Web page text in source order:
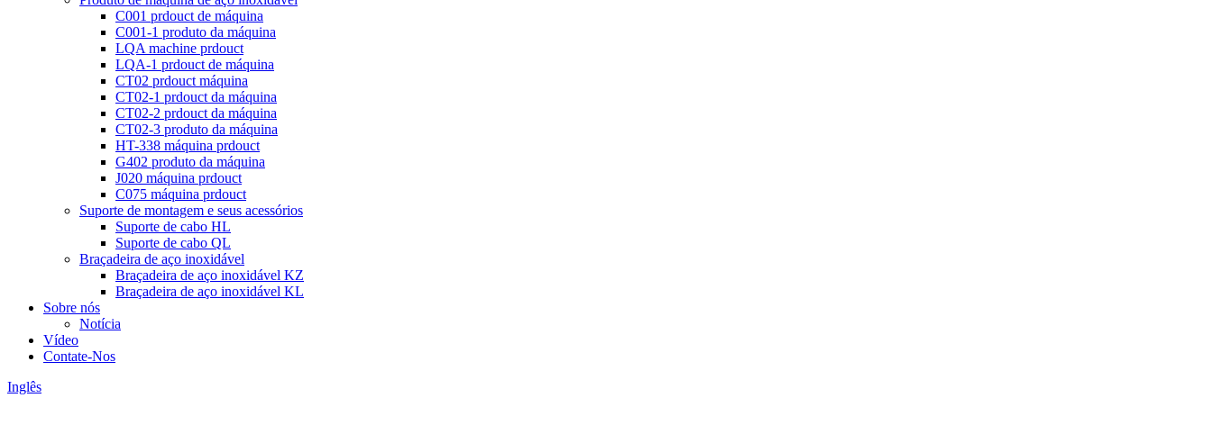
C001 prdouct de máquina
C001-1 produto da máquina
LQA machine prdouct
LQA-1 prdouct de máquina
CT02 prdouct máquina
CT02-1 prdouct da máquina
CT02-2 prdouct da máquina
CT02-3 produto da máquina
HT-338 máquina prdouct
G402 produto da máquina
J020 máquina prdouct
C075 máquina prdouct
Suporte de montagem e seus acessórios
Suporte de cabo HL
Suporte de cabo QL
Braçadeira de aço inoxidável
Braçadeira de aço inoxidável KZ
Braçadeira de aço inoxidável KL
Sobre nós
Notícia
Vídeo
Contate-Nos
Inglês